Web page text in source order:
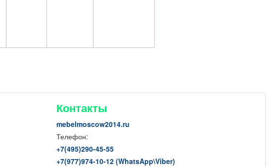
Контакты
mebelmoscow2014.ru
Телефон:
+7(495)290-45-55
+7(977)974-10-12 (WhatsApp\Viber)